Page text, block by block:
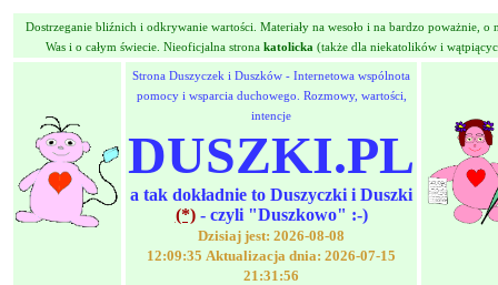
Dostrzeganie bliźnich i odkrywanie wartości. Materiały na wesoło i na bardzo poważnie, o
Was i o całym świecie. Nieoficjalna strona katolicka (także dla niekatolików i
Strona Duszyczek i Duszków - Internetowa wspólnota
pomocy i wsparcia duchowego. Rozmowy, wartości,
intencje
DUSZKI.PL
a tak dokładnie to Duszyczki i Duszki
(*)- czyli "Duszkowo" :-)
Dzisiaj jest: 2026-08-08
12:09:35 Aktualizacja dnia: 2026-07-15
21:31:56